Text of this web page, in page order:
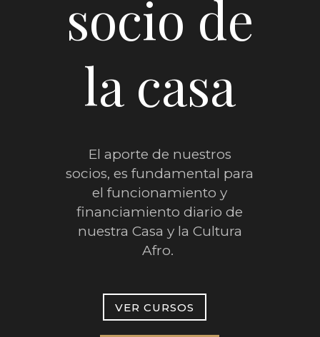
socio de
la casa
El aporte de nuestros
socios, es fundamental para
el funcionamiento y
financiamiento diario de
nuestra Casa y la Cultura
Afro.
VER CURSOS